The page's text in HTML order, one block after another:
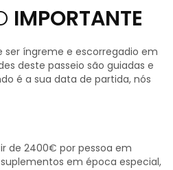
IMPORTANTE
íngreme e escorregadio em
deste passeio são guiadas e
é a sua data de partida, nós
de 2400€ por pessoa em
em época especial,